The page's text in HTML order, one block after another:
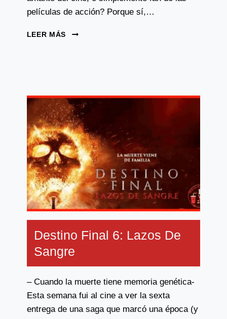
películas de acción? Porque sí,…
LEER MÁS
MISIÓN
QUE
TODOS
ESTÁN
COMENTANDO
Destino Final 6: Lazos De
Sangre
– Cuando la muerte tiene memoria genética-
Esta semana fui al cine a ver la sexta
entrega de una saga que marcó una época (y